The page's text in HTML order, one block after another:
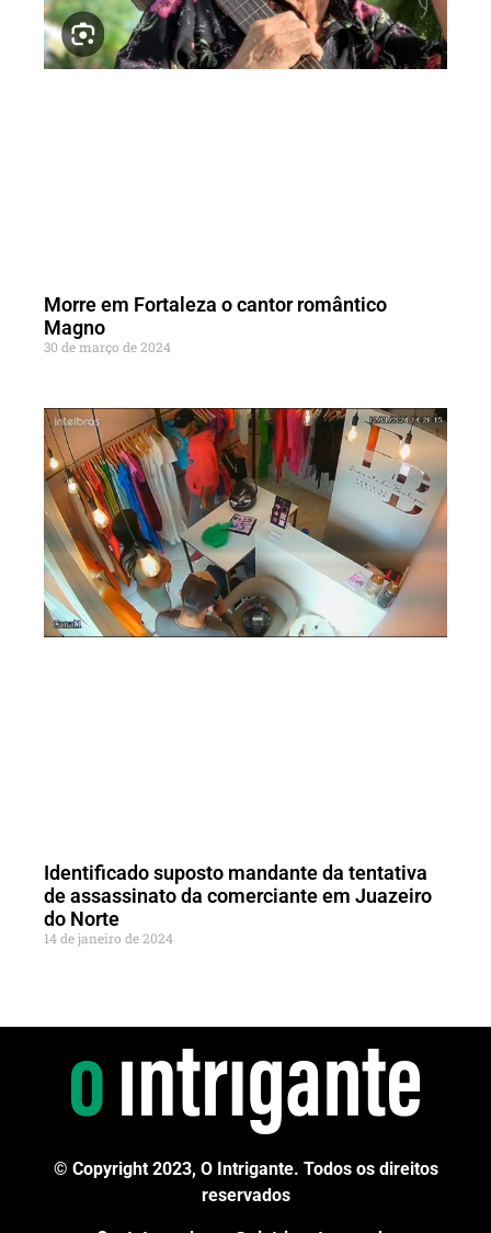
Morre em Fortaleza o cantor romântico
Magno
30 de março de 2024
Identificado suposto mandante da tentativa
de assassinato da comerciante em Juazeiro
do Norte
14 de janeiro de 2024
© Copyright 2023, O Intrigante. Todos os direitos
reservados